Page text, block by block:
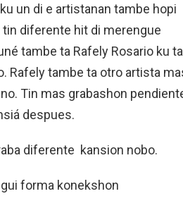
un di e artistanan tambe hopi
diferente hit di merengue
tambe ta Rafely Rosario ku ta
Rafely tambe ta otro artista
Tin mas grabashon
despues.
diferente kansion nobo.
forma konekshon